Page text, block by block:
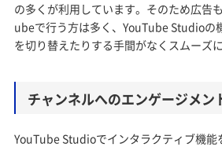
の多くが利用しています。そのため広告
ubeで行う方は多く、YouTube Studioの
を切り替えたりする手間がなくスムーズ
チャンネルへのエンゲージメン
YouTube Studioでインタラクティブ機能